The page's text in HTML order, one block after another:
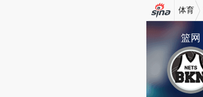
机新浪
网
体育
篮网